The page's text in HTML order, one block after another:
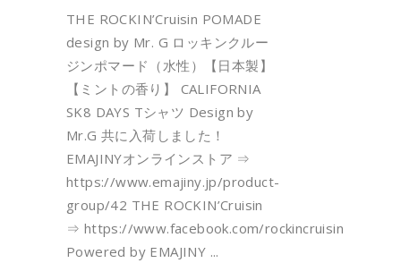
THE ROCKIN’Cruisin POMADE
design by Mr. G ロッキンクルー
ジンポマード（水性）【日本製】
【ミントの香り】 CALIFORNIA
SK8 DAYS Tシャツ Design by
Mr.G 共に入荷しました！
EMAJINYオンラインストア ⇒
https://www.emajiny.jp/product-
group/42 THE ROCKIN’Cruisin
⇒ https://www.facebook.com/rockincruisin
Powered by EMAJINY